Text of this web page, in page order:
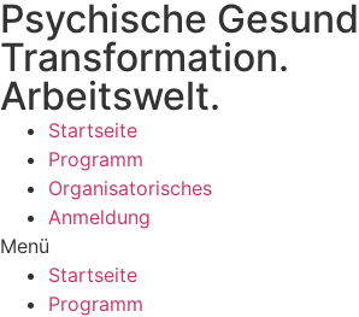
Zum
Inhalt
wechseln
Psychische
Transformation.
Arbeitswelt.
Startseite
Programm
Organisatorisches
Anmeldung
Menü
Startseite
Programm